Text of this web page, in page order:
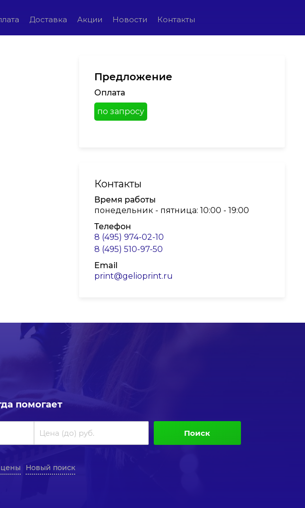
Доставка Акции Новости Контакты
Предложение
Оплата
по запросу
Контакты
Время работы
понедельник - пятница: 10:00 - 19:00
Телефон
8 (495) 974-02-10
8 (495) 510-97-50
Email
print@gelioprint.ru
помогает
Поиск
Новый поиск